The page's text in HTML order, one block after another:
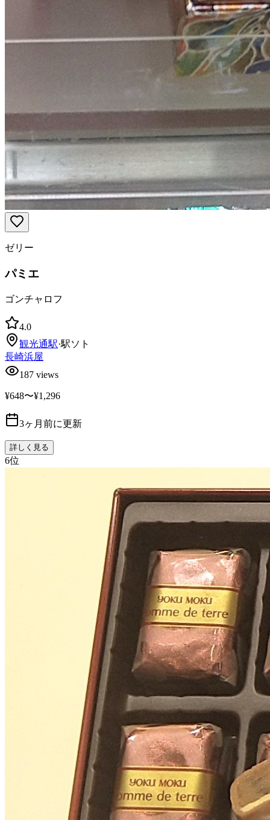
ゼリー
パミエ
ゴンチャロフ
4.0
観光通駅·駅ソト
長崎浜屋
187 views
¥648〜¥1,296
3ヶ月前に更新
詳しく見る
6位